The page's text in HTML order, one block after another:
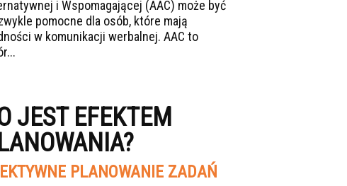
i Wspomagającej (AAC) może być
pomocne dla osób, które mają
w komunikacji werbalnej. AAC to
JEST EFEKTEM
PLANOWANIE ZADAŃ